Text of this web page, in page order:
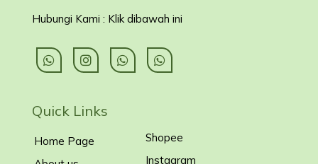
Hubungi Kami : Klik dibawah ini
Quick Links
Home Page
Shopee
Instagram